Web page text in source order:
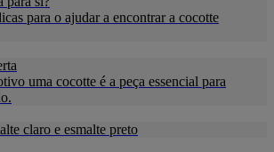
para o ajudar a encontrar a cocotte
uma cocotte é a peça essencial para
claro e esmalte preto